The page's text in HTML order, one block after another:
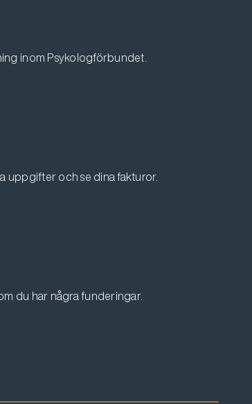
inom Psykologförbundet.
uppgifter och se dina fakturor.
du har några funderingar.